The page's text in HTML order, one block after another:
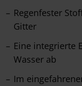
Regenfester
Gitter
Eine integrierte
Wasser ab
Im